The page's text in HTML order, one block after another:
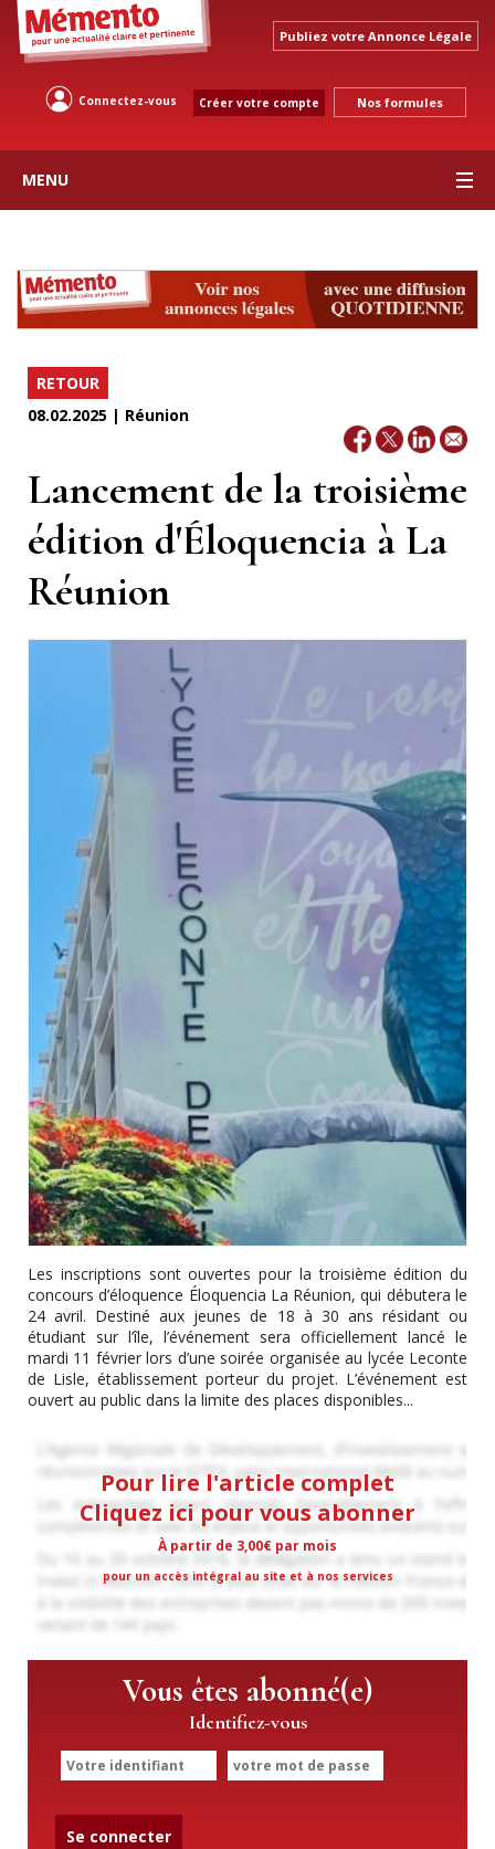
Publiez votre Annonce Légale
Connectez-vous Créer votre compte Nos formules
MENU
RETOUR
08.02.2025 | Réunion
Lancement de la troisième
édition d'Éloquencia à La
Réunion
Les inscriptions sont ouvertes pour la troisième édition du
concours d’éloquence Éloquencia La Réunion, qui débutera le
24 avril. Destiné aux jeunes de 18 à 30 ans résidant ou
étudiant sur l’île, l’événement sera officiellement lancé le
mardi 11 février lors d’une soirée organisée au lycée Leconte
de Lisle, établissement porteur du projet. L’événement est
ouvert au public dans la limite des places disponibles...
Pour lire l'article complet
Cliquez ici pour vous abonner
À partir de 3,00€ par mois
pour un accès intégral au site et à nos services
Vous êtes abonné(e)
Identifiez-vous
Se connecter